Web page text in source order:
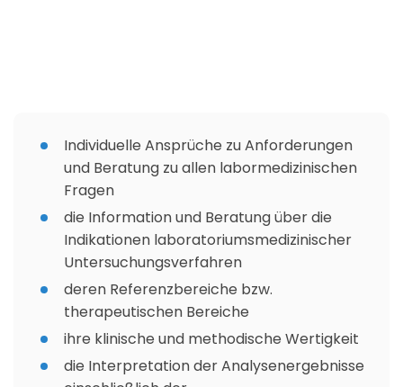
Individuelle Ansprüche zu Anforderungen
und Beratung zu allen labormedizinischen
Fragen
die Information und Beratung über die
Indikationen laboratoriumsmedizinischer
Untersuchungsverfahren
deren Referenzbereiche bzw.
therapeutischen Bereiche
ihre klinische und methodische Wertigkeit
die Interpretation der Analysenergebnisse